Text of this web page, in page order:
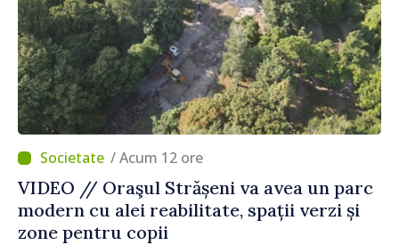
/ Acum 12 ore
VIDEO // Oraşul Strășeni va avea un parc
modern cu alei reabilitate, spații verzi și
zone pentru copii